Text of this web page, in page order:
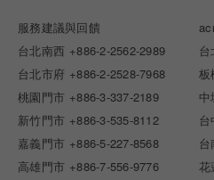
服務建議與回饋
台北南西 +886-2-2562-2989 台
台北市府 +886-2-2528-7968 板
桃園門市 +886-3-337-2189
新竹門市 +886-3-535-8112 台
嘉義門市 +886-5-227-8568
高雄門市 +886-7-556-9776 花